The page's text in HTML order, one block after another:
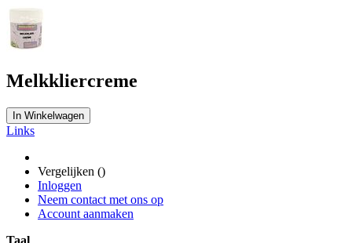
Melkkliercreme
In Winkelwagen
Links
Vergelijken ()
Inloggen
Neem contact met ons op
Account aanmaken
Taal